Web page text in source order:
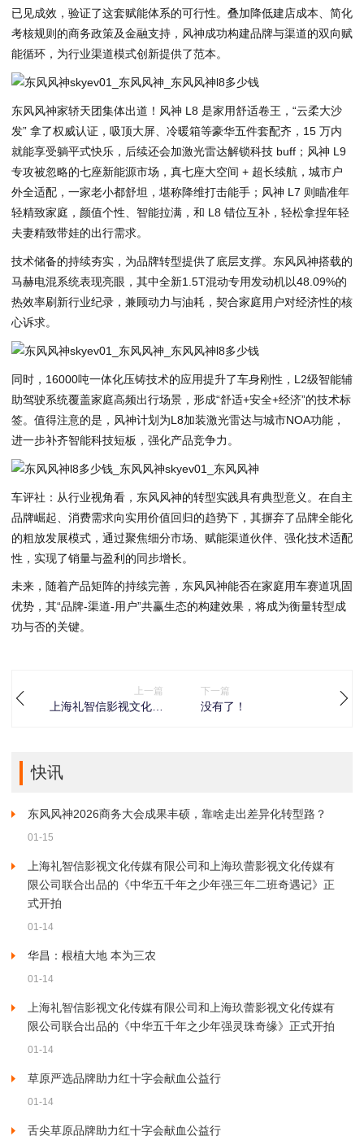
已见成效，验证了这套赋能体系的可行性。叠加降低建店成本、简化
考核规则的商务政策及金融支持，风神成功构建品牌与渠道的双向赋
能循环，为行业渠道模式创新提供了范本。
东风风神家轿天团集体出道！风神 L8 是家用舒适卷王，“云柔大沙
发” 拿了权威认证，吸顶大屏、冷暖箱等豪华五件套配齐，15 万内
就能享受躺平式快乐，后续还会加激光雷达解锁科技 buff；风神 L9
专攻被忽略的七座新能源市场，真七座大空间 + 超长续航，城市户
外全适配，一家老小都舒坦，堪称降维打击能手；风神 L7 则瞄准年
轻精致家庭，颜值个性、智能拉满，和 L8 错位互补，轻松拿捏年轻
夫妻精致带娃的出行需求。
技术储备的持续夯实，为品牌转型提供了底层支撑。东风风神搭载的
马赫电混系统表现亮眼，其中全新1.5T混动专用发动机以48.09%的
热效率刷新行业纪录，兼顾动力与油耗，契合家庭用户对经济性的核
心诉求。
同时，16000吨一体化压铸技术的应用提升了车身刚性，L2级智能辅
助驾驶系统覆盖家庭高频出行场景，形成“舒适+安全+经济”的技术标
签。值得注意的是，风神计划为L8加装激光雷达与城市NOA功能，
进一步补齐智能科技短板，强化产品竞争力。
车评社：从行业视角看，东风风神的转型实践具有典型意义。在自主
品牌崛起、消费需求向实用价值回归的趋势下，其摒弃了品牌全能化
的粗放发展模式，通过聚焦细分市场、赋能渠道伙伴、强化技术适配
性，实现了销量与盈利的同步增长。
未来，随着产品矩阵的持续完善，东风风神能否在家庭用车赛道巩固
优势，其“品牌-渠道-用户”共赢生态的构建效果，将成为衡量转型成
功与否的关键。
上一篇
上海礼智信影视文化传
年之少年强三年二班奇
下一篇
没有了！
快讯
东风风神2026商务大会成果丰硕，靠啥走出差异化转型路？
01-15
上海礼智信影视文化传媒有限公司和上海玖蕾影视文化传媒有
限公司联合出品的《中华五千年之少年强三年二班奇遇记》正
式开拍
01-14
华昌：根植大地 本为三农
01-14
上海礼智信影视文化传媒有限公司和上海玖蕾影视文化传媒有
限公司联合出品的《中华五千年之少年强灵珠奇缘》正式开拍
01-14
草原严选品牌助力红十字会献血公益行
01-14
舌尖草原品牌助力红十字会献血公益行